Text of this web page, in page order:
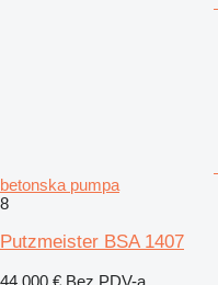
betonska pumpa
8
Putzmeister BSA 1407
44.000 € Bez PDV-a